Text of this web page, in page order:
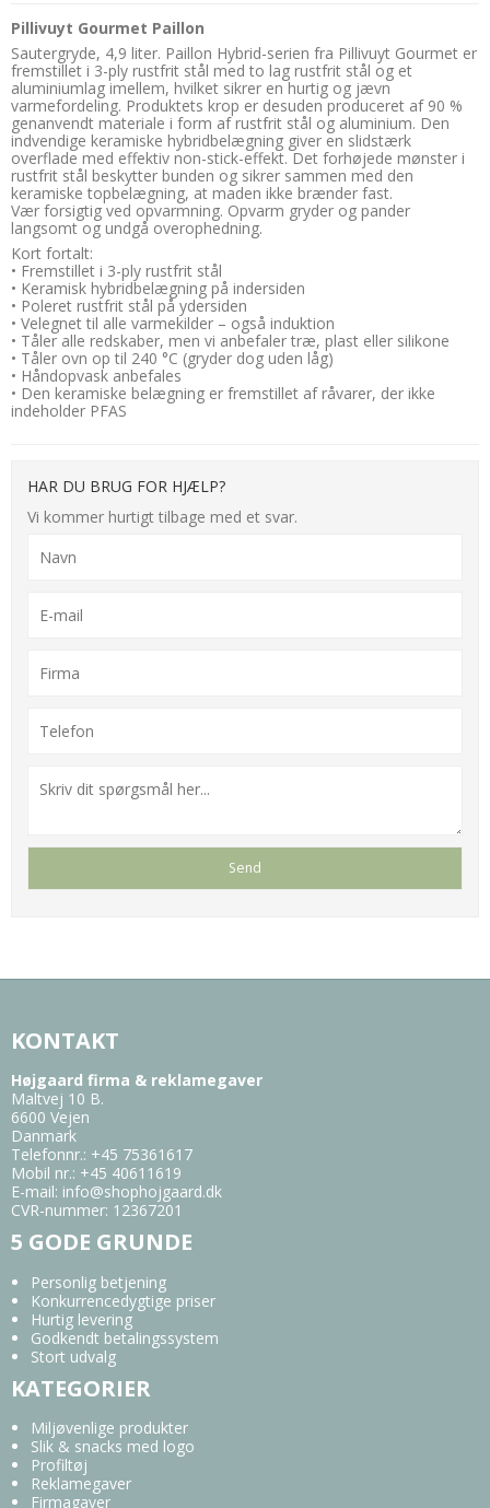
Pillivuyt Gourmet Paillon
Sautergryde, 4,9 liter. Paillon Hybrid-serien fra Pillivuyt Gourmet er
fremstillet i 3-ply rustfrit stål med to lag rustfrit stål og et
aluminiumlag imellem, hvilket sikrer en hurtig og jævn
varmefordeling. Produktets krop er desuden produceret af 90 %
genanvendt materiale i form af rustfrit stål og aluminium. Den
indvendige keramiske hybridbelægning giver en slidstærk
overflade med effektiv non-stick-effekt. Det forhøjede mønster i
rustfrit stål beskytter bunden og sikrer sammen med den
keramiske topbelægning, at maden ikke brænder fast.
Vær forsigtig ved opvarmning. Opvarm gryder og pander
langsomt og undgå overophedning.
Kort fortalt:
• Fremstillet i 3-ply rustfrit stål
• Keramisk hybridbelægning på indersiden
• Poleret rustfrit stål på ydersiden
• Velegnet til alle varmekilder – også induktion
• Tåler alle redskaber, men vi anbefaler træ, plast eller silikone
• Tåler ovn op til 240 °C (gryder dog uden låg)
• Håndopvask anbefales
• Den keramiske belægning er fremstillet af råvarer, der ikke
indeholder PFAS
HAR DU BRUG FOR HJÆLP?
Vi kommer hurtigt tilbage med et svar.
KONTAKT
Højgaard firma & reklamegaver
Maltvej 10 B.
6600 Vejen
Danmark
Telefonnr.: +45 75361617
Mobil nr.: +45 40611619
E-mail: info@shophojgaard.dk
CVR-nummer: 12367201
5 GODE GRUNDE
Personlig betjening
Konkurrencedygtige priser
Hurtig levering
Godkendt betalingssystem
Stort udvalg
KATEGORIER
Miljøvenlige produkter
Slik & snacks med logo
Profiltøj
Reklamegaver
Firmagaver